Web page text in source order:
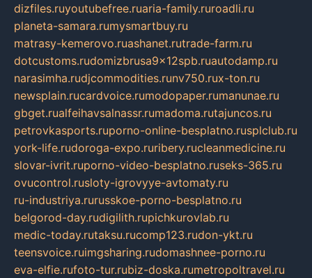
dizfiles.ruyoutubefree.ruaria-family.ruroadli.ru
planeta-samara.rumysmartbuy.ru
matrasy-kemerovo.ruashanet.rutrade-farm.ru
dotcustoms.rudomizbrusa9x12spb.ruautodamp.ru
narasimha.rudjcommodities.runv750.rux-ton.ru
newsplain.rucardvoice.rumodopaper.rumanunae.ru
gbget.rualfeihavsalnassr.rumadoma.rutajuncos.ru
petrovkasports.ruporno-online-besplatno.rusplclub.ru
york-life.rudoroga-expo.ruribery.rucleanmedicine.ru
slovar-ivrit.ruporno-video-besplatno.ruseks-365.ru
ovucontrol.rusloty-igrovyye-avtomaty.ru
ru-industriya.rurusskoe-porno-besplatno.ru
belgorod-day.rudigilith.rupichkurovlab.ru
medic-today.rutaksu.rucomp123.rudon-ykt.ru
teensvoice.ruimgsharing.rudomashnee-porno.ru
eva-elfie.rufoto-tur.rubiz-doska.rumetropoltravel.ru